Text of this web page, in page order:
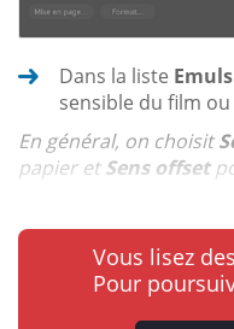
Dans la liste
sensible du film
En général, on choisit
papier etSens offset
Vous lisez des
Pour